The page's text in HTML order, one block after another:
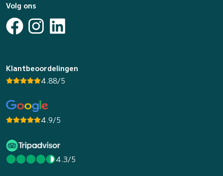
Volg ons
Klantbeoordelingen
4.88/5
4.9/5
4.3/5